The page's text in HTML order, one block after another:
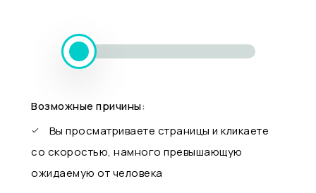
Возможные причины:
Вы просматриваете страницы и кликаете
со скоростью, намного превышающую
ожидаемую от человека